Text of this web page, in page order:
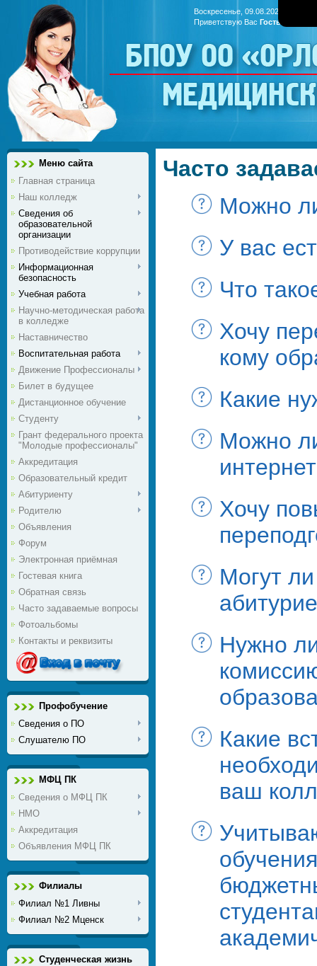
Воскресенье, 09.08.2026, 17:43
Приветствую Вас Гость
БПОУ ОО
Меню сайта
Главная страница
Наш колледж
Сведения об
образовательной
организации
Противодействие коррупции
Информационная
безопасность
Учебная работа
Научно-методическая работа
в колледже
Наставничество
Воспитательная работа
Движение Профессионалы
Билет в будущее
Дистанционное обучение
Студенту
Грант федерального проекта
"Молодые профессионалы"
Аккредитация
Образовательный кредит
Абитуриенту
Родителю
Объявления
Форум
Электронная приёмная
Гостевая книга
Обратная связь
Часто задаваемые вопросы
Фотоальбомы
Контакты и реквизиты
Профобучение
Сведения о ПО
Слушателю ПО
МФЦ ПК
Сведения о МФЦ ПК
НМО
Аккредитация
Объявления МФЦ ПК
Филиалы
Филиал №1 Ливны
Филиал №2 Мценск
Студенческая жизнь
Часто
Можно
У вас
Что
Хочу
кому
Какие
Можно
Хочу
Могут
Нужно
Какие
ваш